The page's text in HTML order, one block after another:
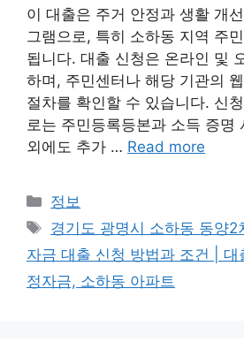
이 대출은 주거 안정과 생활 개
그램으로, 특히 소하동 지역 주
됩니다. 대출 신청은 온라인 및
하며, 주민센터나 해당 기관의
절차를 확인할 수 있습니다. 신
로는 주민등록등본과 소득 증명
외에도 추가 … Read more
Categories
정보
Tags
경기도 광명시 소하동 동양2
자금 대출 신청 방법과 조건 |
정자금, 소하동 아파트